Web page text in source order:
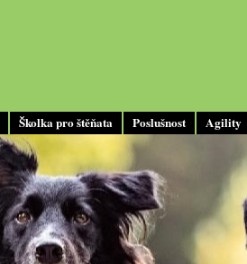
Školka pro štěňata Poslušnost Agility